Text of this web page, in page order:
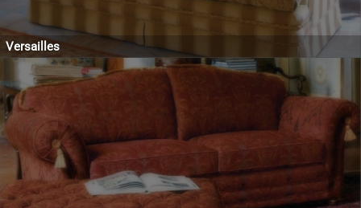
Versailles